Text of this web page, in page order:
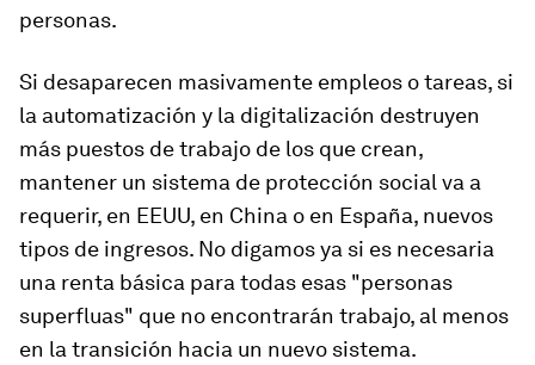
personas.
Si desaparecen masivamente empleos o tareas, si
la automatización y la digitalización destruyen
más puestos de trabajo de los que crean,
mantener un sistema de protección social va a
requerir, en EEUU, en China o en España, nuevos
tipos de ingresos. No digamos ya si es necesaria
una renta básica para todas esas "personas
superfluas" que no encontrarán trabajo, al menos
en la transición hacia un nuevo sistema.